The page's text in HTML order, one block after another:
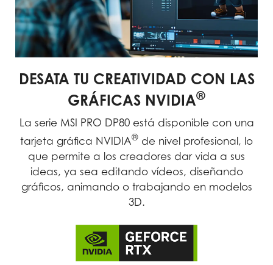
DESATA TU CREATIVIDAD CON LAS
GRÁFICAS NVIDIA®
La serie MSI PRO DP80 está disponible con una
tarjeta gráfica NVIDIA® de nivel profesional, lo
que permite a los creadores dar vida a sus
ideas, ya sea editando vídeos, diseñando
gráficos, animando o trabajando en modelos
3D.